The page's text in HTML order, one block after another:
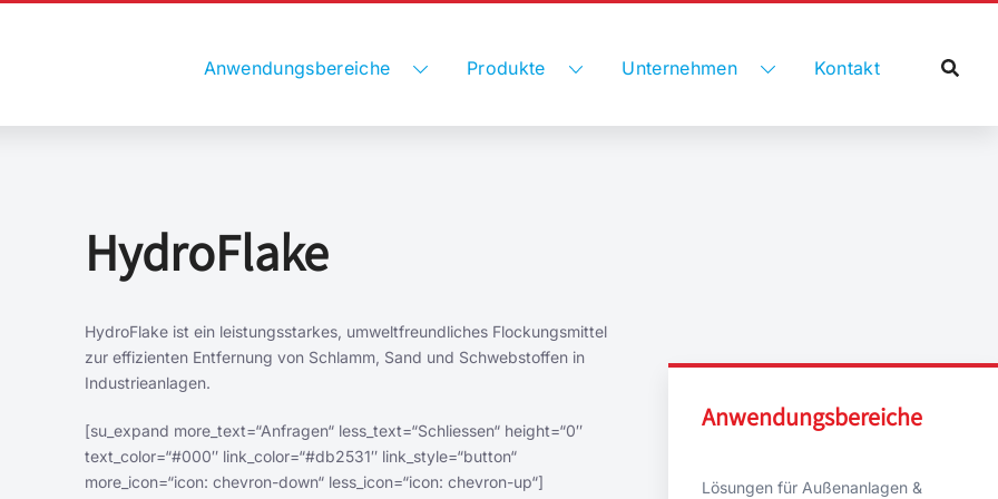
Anwendungsbereiche Produkte Unternehmen Kontakt
HydroFlake
HydroFlake ist ein leistungsstarkes, umweltfreundliches Flockungsmittel
zur effizienten Entfernung von Schlamm, Sand und Schwebstoffen in
Industrieanlagen.
[su_expand more_text=“Anfragen“ less_text=“Schliessen“ height=“0″
text_color=“#000″ link_color=“#db2531″ link_style=“button“
more_icon=“icon: chevron-down“ less_icon=“icon: chevron-up“]
Anwendungsbereiche
Lösungen für Außenanlagen &